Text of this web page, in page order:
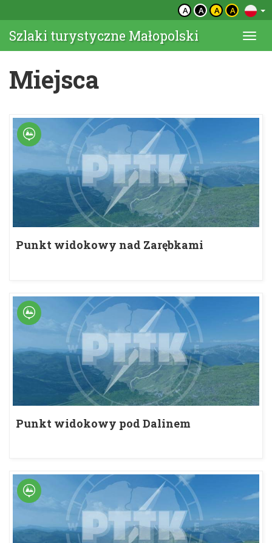
A A A A
Szlaki turystyczne Małopolski
Miejsca
Punkt widokowy nad Zarębkami
Punkt widokowy pod Dalinem